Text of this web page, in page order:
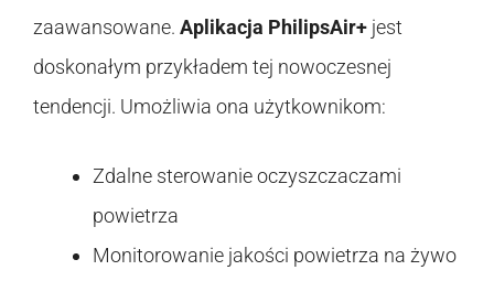
zaawansowane. Aplikacja PhilipsAir+ jest
doskonałym przykładem tej nowoczesnej
tendencji. Umożliwia ona użytkownikom:
Zdalne sterowanie oczyszczaczami
powietrza
Monitorowanie jakości powietrza na żywo